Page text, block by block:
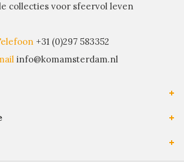
collecties voor sfeervol leven
+31 (0)297 583352
info@komamsterdam.nl